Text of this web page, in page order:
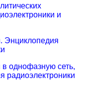
и
Энциклопедия
в однофазную сеть,
радиоэлектроники